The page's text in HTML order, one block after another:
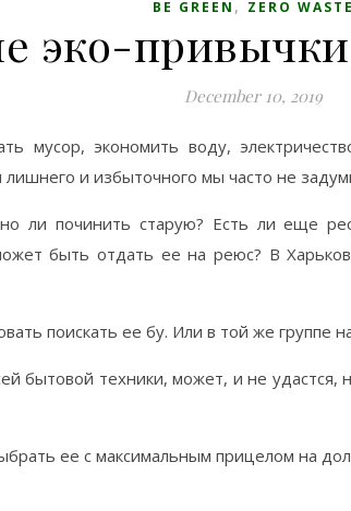
BE GREEN , ZERO WASTE
эко-
December 10, 2019
мусор, экономить воду,
лишнего и избыточного мы часто не
ли починить старую? Есть ли еще
быть отдать ее на реюс? В
поискать ее бу. Или в той же группе
бытовой техники, может, и не
ее с максимальным прицелом на